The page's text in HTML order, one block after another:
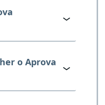
o Aprova